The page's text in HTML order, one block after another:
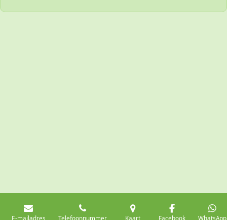
E-mailadres Telefoonnummer Kaart Facebook WhatsApp